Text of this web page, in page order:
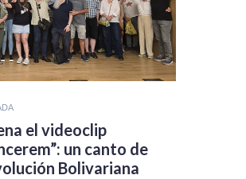
el videoclip
un canto de
Bolivariana